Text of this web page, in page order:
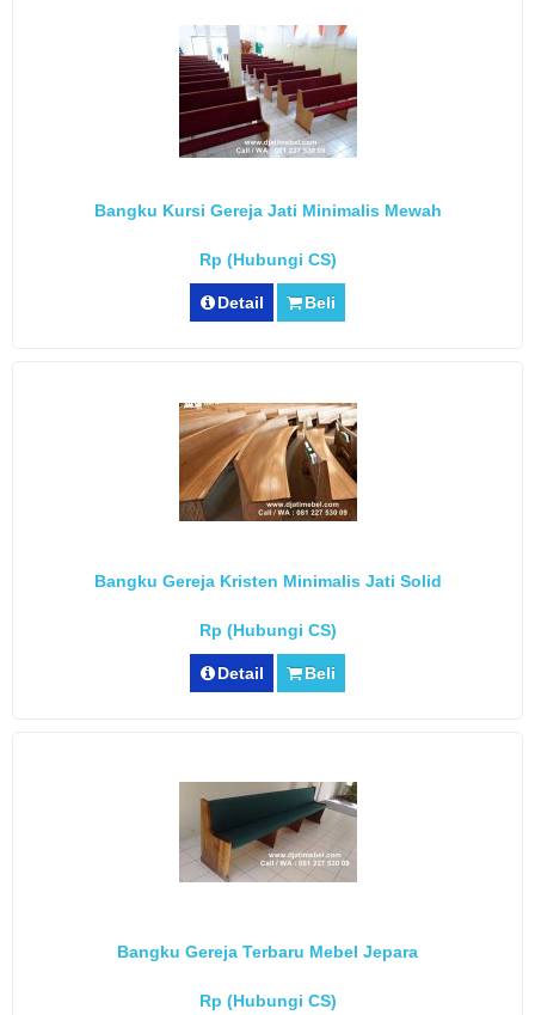
Bangku Kursi Gereja Jati Minimalis Mewah
Rp (Hubungi CS)
Detail Beli
Bangku Gereja Kristen Minimalis Jati Solid
Rp (Hubungi CS)
Detail Beli
Bangku Gereja Terbaru Mebel Jepara
Rp (Hubungi CS)